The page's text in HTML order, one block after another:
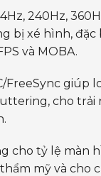
240Hz,
bị xé hình,
và MOBA.
FreeSync giúp
cho trải
cho tỷ lệ màn
mỹ và cho